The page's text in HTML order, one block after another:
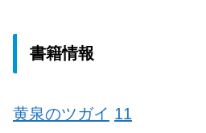
書籍情報
黄泉のツガイ 11